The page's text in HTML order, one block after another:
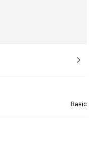
Basic